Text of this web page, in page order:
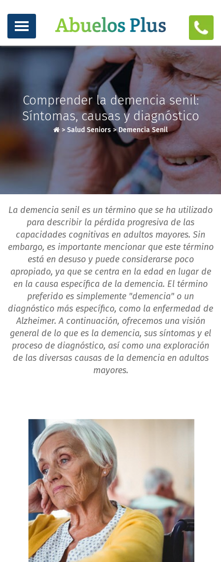
Comprender la demencia senil:
Síntomas, causas y diagnóstico
> Salud Seniors >Demencia Senil
La demencia senil es un término que se ha utilizado
para describir la pérdida progresiva de las
capacidades cognitivas en adultos mayores. Sin
embargo, es importante mencionar que este término
está en desuso y puede considerarse poco
apropiado, ya que se centra en la edad en lugar de
en la causa específica de la demencia. El término
preferido es simplemente "demencia" o un
diagnóstico más específico, como la enfermedad de
Alzheimer. A continuación, ofrecemos una visión
general de lo que es la demencia, sus síntomas y el
proceso de diagnóstico, así como una exploración
de las diversas causas de la demencia en adultos
mayores.